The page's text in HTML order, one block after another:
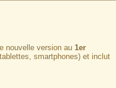
nouvelle version au 1er
smartphones) et inclut